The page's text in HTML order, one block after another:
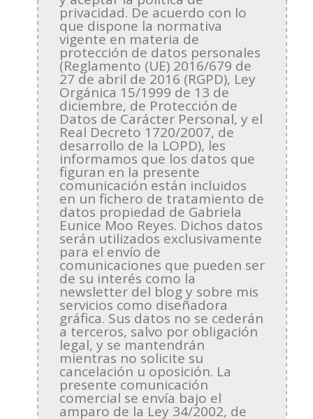
privacidad. De acuerdo con lo
que dispone la normativa
vigente en materia de
protección de datos personales
(Reglamento (UE) 2016/679 de
27 de abril de 2016 (RGPD), Ley
Orgánica 15/1999 de 13 de
diciembre, de Protección de
Datos de Carácter Personal, y el
Real Decreto 1720/2007, de
desarrollo de la LOPD), les
informamos que los datos que
figuran en la presente
comunicación están incluidos
en un fichero de tratamiento de
datos propiedad de Gabriela
Eunice Moo Reyes. Dichos datos
serán utilizados exclusivamente
para el envío de
comunicaciones que pueden ser
de su interés como la
newsletter del blog y sobre mis
servicios como diseñadora
gráfica. Sus datos no se cederán
a terceros, salvo por obligación
legal, y se mantendrán
mientras no solicite su
cancelación u oposición. La
presente comunicación
comercial se envía bajo el
amparo de la Ley 34/2002, de